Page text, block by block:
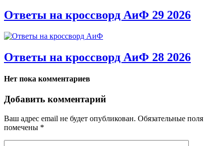
Ответы на кроссворд АиФ 29 2026
Ответы на кроссворд АиФ 28 2026
Нет пока комментариев
Добавить комментарий
Ваш адрес email не будет опубликован. Обязательные поля
помечены *